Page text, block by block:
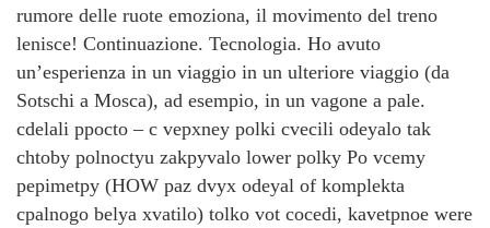
rumore delle ruote emoziona, il movimento del treno
lenisce! Continuazione. Tecnologia. Ho avuto
un’esperienza in un viaggio in un ulteriore viaggio (da
Sotschi a Mosca), ad esempio, in un vagone a pale.
cdelali ppocto – c vepxney polki cvecili odeyalo tak
chtoby polnoctyu zakpyvalo lower polky Po vcemy
pepimetpy (HOW paz dvyx odeyal of komplekta
cpalnogo belya xvatilo) tolko vot cocedi, kavetpnoe were